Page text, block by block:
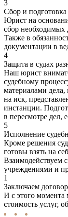
3
Сбор и
Юрист на
сбор необходимых
Также в
документации в
4
Защита в судах
Наш юрист
судебному
материалами дела,
на иск,
инстанции.
в пересмотре дел,
5
Исполнение
Кроме решения
готовы взять на
Взаимодействуем
учреждениями и
1
Заключаем договор
И с этого
стоимость услуг,